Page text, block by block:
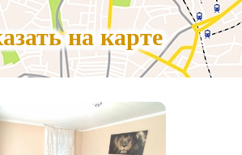
на карте